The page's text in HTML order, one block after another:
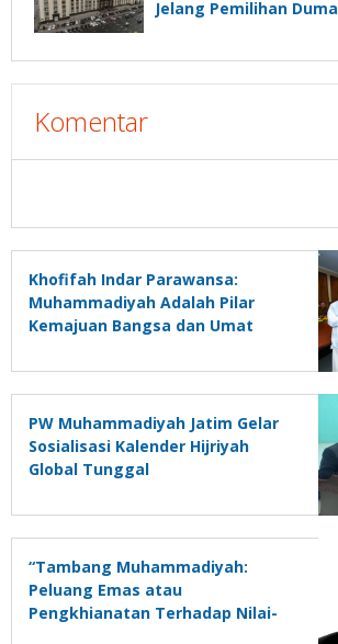
Jelang Pemilihan Duma
Komentar
Khofifah Indar Parawansa:
Muhammadiyah Adalah Pilar
Kemajuan Bangsa dan Umat
PW Muhammadiyah Jatim Gelar
Sosialisasi Kalender Hijriyah
Global Tunggal
“Tambang Muhammadiyah:
Peluang Emas atau
Pengkhianatan Terhadap Nilai-